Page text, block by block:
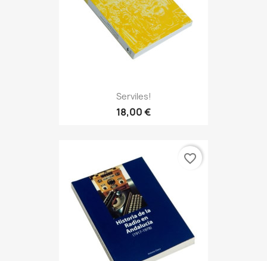
Serviles!
18,00 €
favorite_border